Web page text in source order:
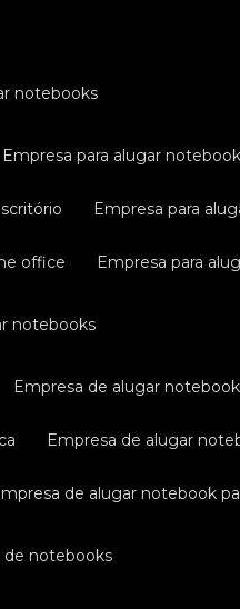
notebooks
empresa para alugar
empresa para
office empresa para
notebooks
empresa de alugar
empresa de alugar
empresa de alugar notebook
de notebooks